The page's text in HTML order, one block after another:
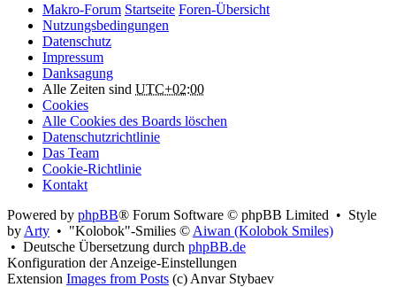
Makro-Forum Startseite Foren-Übersicht
Nutzungsbedingungen
Datenschutz
Impressum
Danksagung
Alle Zeiten sind UTC+02:00
Cookies
Alle Cookies des Boards löschen
Datenschutzrichtlinie
Das Team
Cookie-Richtlinie
Kontakt
Powered by phpBB® Forum Software © phpBB Limited • Style
by Arty • "Kolobok"-Smilies © Aiwan (Kolobok Smiles)
• Deutsche Übersetzung durch phpBB.de
Konfiguration der Anzeige-Einstellungen
Extension Images from Posts (c) Anvar Stybaev